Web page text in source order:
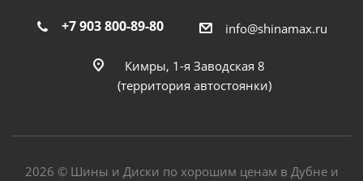
+7 903 800-89-80 info@shinamax.ru
Кимры, 1-я Заводская 8
(территория автостоянки)
2026 © Шины и Диски по хорошим ценам в Дубне и